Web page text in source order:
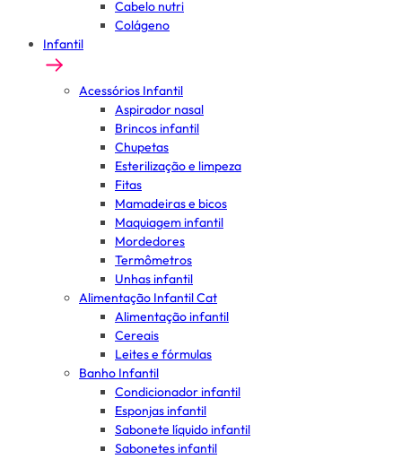
Cabelo nutri
Colágeno
Infantil
Acessórios Infantil
Aspirador nasal
Brincos infantil
Chupetas
Esterilização e limpeza
Fitas
Mamadeiras e bicos
Maquiagem infantil
Mordedores
Termômetros
Unhas infantil
Alimentação Infantil Cat
Alimentação infantil
Cereais
Leites e fórmulas
Banho Infantil
Condicionador infantil
Esponjas infantil
Sabonete líquido infantil
Sabonetes infantil